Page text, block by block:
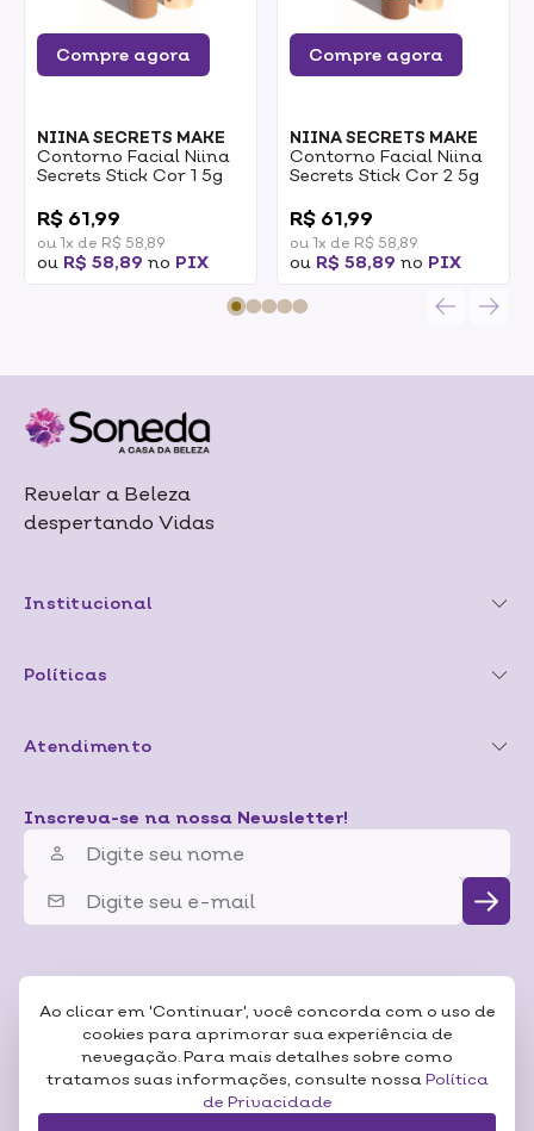
Ao clicar em 'Continuar', você concorda com o uso de
cookies para aprimorar sua experiência de
nevegação. Para mais detalhes sobre como
tratamos suas informações, consulte nossa Política
de Privacidade
Compre agora
NIINA SECRETS MAKE
Contorno Facial Niina
Secrets Stick Cor 1 5g
R$ 61,99
ou 1x de R$ 58,89
ou R$ 58,89 no PIX
Compre agora
NIINA SECRETS MAKE
Contorno Facial Niina
Secrets Stick Cor 2 5g
R$ 61,99
ou 1x de R$ 58,89
ou R$ 58,89 no PIX
Revelar a Beleza
despertando Vidas
Institucional
Políticas
Atendimento
Inscreva-se na nossa Newsletter!